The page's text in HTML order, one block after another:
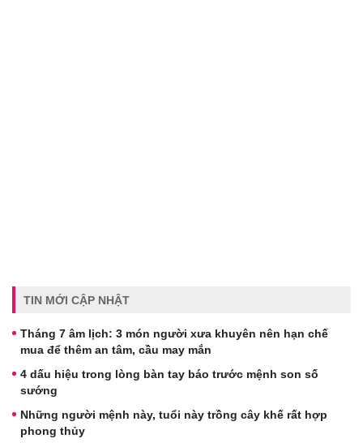
TIN MỚI CẬP NHẬT
Tháng 7 âm lịch: 3 món người xưa khuyên nên hạn chế
mua để thêm an tâm, cầu may mắn
4 dấu hiệu trong lòng bàn tay báo trước mệnh son số
sướng
Những người mệnh này, tuổi này trồng cây khế rất hợp
phong thủy